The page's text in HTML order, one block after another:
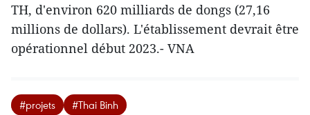
TH, d'environ 620 milliards de dongs (27,16
millions de dollars). L'établissement devrait être
opérationnel début 2023.- VNA
#projets #Thai Binh